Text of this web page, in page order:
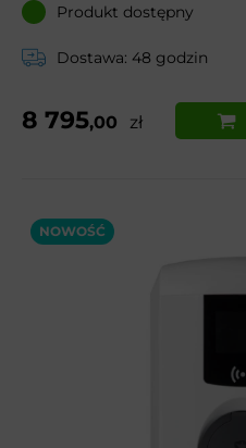
Produkt dostępny
Dostawa: 48 godzin
8 795,00 zł
NOWOŚĆ